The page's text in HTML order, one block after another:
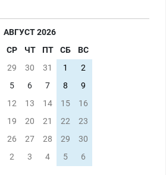
АВГУСТ 2026
СР ЧТ ПТ СБ
ВС
29 30 31 1
2
5 6 7 8
9
12 13 14 15
16
19 20 21 22
23
26 27 28 29
30
2 3 4 5 6